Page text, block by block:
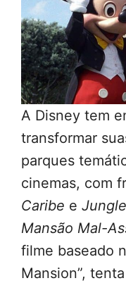
A Disney tem
transformar
parques
cinemas, com
Caribe e
Mansão Mal-
filme baseado
Mansion”,